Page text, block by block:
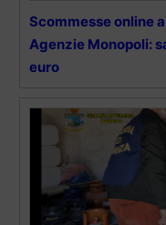
Scommesse online
Agenzie Monopoli:
euro